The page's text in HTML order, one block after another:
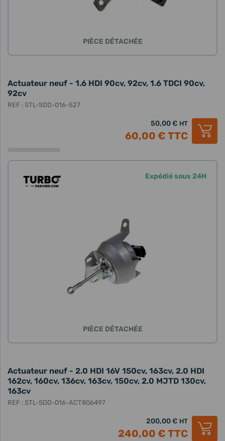
PIÈCE DÉTACHÉE
Actuateur neuf - 1.6 HDI 90cv, 92cv, 1.6 TDCI 90cv,
92cv
REF : STL-SDD-016-527
50,00 € HT
60,00 € TTC
Expédié sous 24H
PIÈCE DÉTACHÉE
Actuateur neuf - 2.0 HDI 16V 150cv, 163cv, 2.0 HDI
162cv, 160cv, 136cv, 163cv, 150cv, 2.0 MJTD 130cv,
163cv
REF : STL-SDD-016-ACT806497
200,00 € HT
240,00 € TTC